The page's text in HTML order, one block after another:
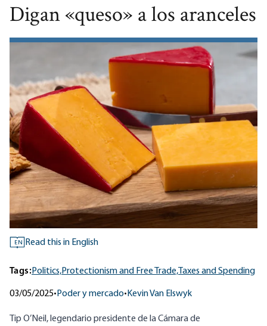
Digan «queso» a los aranceles
EN Read this in English
Tags:Politics,Protectionism and Free Trade, Taxes and Spending
03/05/2025• Poder y mercado• Kevin Van Elswyk
Tip O’Neil, legendario presidente de la Cámara de